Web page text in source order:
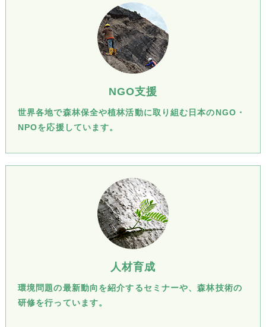
NGO支援
世界各地で森林保全や植林活動に取り組む日本のNGO・
NPOを応援しています。
人材育成
環境問題の最新動向を紹介するセミナーや、森林技術の
研修を行っています。